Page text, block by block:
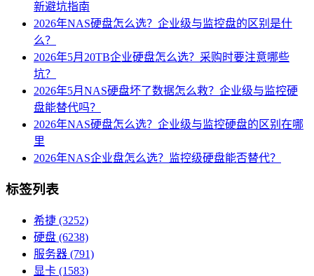
新避坑指南
2026年NAS硬盘怎么选？企业级与监控盘的区别是什
么？
2026年5月20TB企业硬盘怎么选？采购时要注意哪些
坑？
2026年5月NAS硬盘坏了数据怎么救？企业级与监控硬
盘能替代吗？
2026年NAS硬盘怎么选？企业级与监控硬盘的区别在哪
里
2026年NAS企业盘怎么选？监控级硬盘能否替代？
标签列表
希捷 (3252)
硬盘 (6238)
服务器 (791)
显卡 (1583)